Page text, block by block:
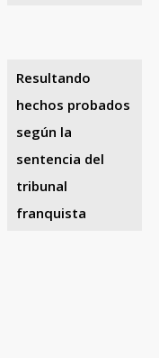
Resultando
hechos probados
según la
sentencia del
tribunal
franquista